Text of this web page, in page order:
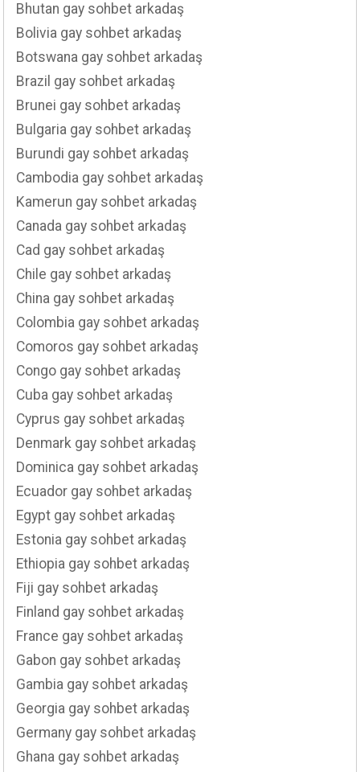
Bhutan gay sohbet arkadaş
Bolivia gay sohbet arkadaş
Botswana gay sohbet arkadaş
Brazil gay sohbet arkadaş
Brunei gay sohbet arkadaş
Bulgaria gay sohbet arkadaş
Burundi gay sohbet arkadaş
Cambodia gay sohbet arkadaş
Kamerun gay sohbet arkadaş
Canada gay sohbet arkadaş
Cad gay sohbet arkadaş
Chile gay sohbet arkadaş
China gay sohbet arkadaş
Colombia gay sohbet arkadaş
Comoros gay sohbet arkadaş
Congo gay sohbet arkadaş
Cuba gay sohbet arkadaş
Cyprus gay sohbet arkadaş
Denmark gay sohbet arkadaş
Dominica gay sohbet arkadaş
Ecuador gay sohbet arkadaş
Egypt gay sohbet arkadaş
Estonia gay sohbet arkadaş
Ethiopia gay sohbet arkadaş
Fiji gay sohbet arkadaş
Finland gay sohbet arkadaş
France gay sohbet arkadaş
Gabon gay sohbet arkadaş
Gambia gay sohbet arkadaş
Georgia gay sohbet arkadaş
Germany gay sohbet arkadaş
Ghana gay sohbet arkadaş